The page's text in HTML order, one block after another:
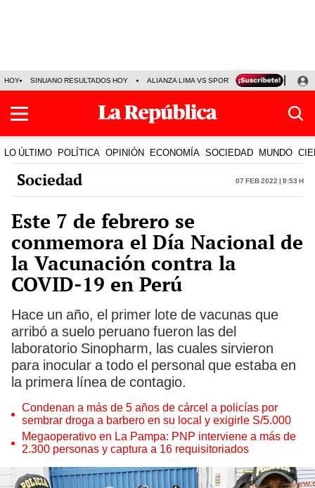
HOY SINUANO RESULTADOS HOY ALIANZA LIMA VS SPORT BOYS JORGE
LO ÚLTIMO POLÍTICA OPINIÓN ECONOMÍA SOCIEDAD MUNDO
Sociedad 07 Feb 2022 | 8:53 h
Este 7 de febrero se
conmemora el Día Nacional de
la Vacunación contra la
COVID-19 en Perú
Hace un año, el primer lote de vacunas que
arribó a suelo peruano fueron las del
laboratorio Sinopharm, las cuales sirvieron
para inocular a todo el personal que estaba en
la primera línea de contagio.
Condenan a más de 5 años de cárcel a policías por
sembrar droga a barbero en su local y exigirle S/5.000
Megaoperativo en La Pampa: PNP interviene a más de
2.300 personas y captura a 16 requisitoriados